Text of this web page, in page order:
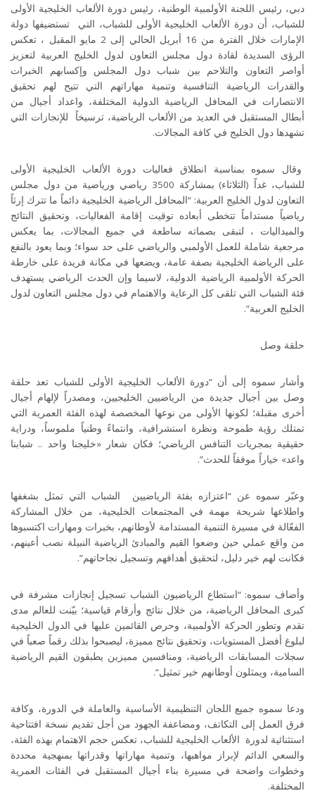
دبي، رئيس اللجنة الأولمبية الوطنية، رئيس دورة الألعاب الخليجية الأولى
للشباب، أن دورة الألعاب الخليجية الأولى للشباب، التي تستضيفها دولة
الإمارات خلال الفترة من 16 أبريل الحالي إلى 2 مايو المقبل ، تعكس
الرؤى السديدة لقادة دول مجلس التعاون لدول الخليج العربية لتعزيز
أواصر التعاون والتلاحم بين شباب دول المجلس وإكسابهم الخبرات
والقدرات الرياضية التنافسية وتنمية مهاراتهم التي تتيح لهم تحقيق
الانتصارات في المحافل الرياضية الدولية المختلفة، واعداد أجيال من
أبطال المستقبل في العديد من الألعاب الرياضية، ترسيخاً للإنجازات التي
تشهدها دول الخليج في كافة المجالات.
وقال سموه بمناسبة انطلاق فعاليات دورة الألعاب الخليجية الأولى
للشباب، غداً (الثلاثاء) بمشاركة 3500 رياضي ورياضية من دول مجلس
التعاون لدول الخليج العربية: “المحافل الرياضية الخليجية دائماً ما تترك إرثاً
رياضياً مستداماً تتخطى أبعاده توقيت إقامة الفعاليات، وتحقيق النتائج
والميداليات ، لتبقى بصماته ساطعة في جميع المجالات، بما يعكس
مرجعية شاملة للعمل الأولمبي والرياضي على حد سواء؛ وبما يعود بالنفع
على الرياضة الخليجية بصفة عامة، ويضعها في مكانة فريدة على خارطة
الحركة الأولمبية الرياضية الدولية، لاسيما وإن الحدث الرياضي يستهدف
فئة الشباب التي تلقى كل الرعاية والاهتمام في دول مجلس التعاون لدول
الخليج العربية”.
حلقة وصل
وأشار سموه إلى أن “دورة الألعاب الخليجية الأولى للشباب تعد حلقة
وصل بين أجيال جديدة من الرياضيين الخليجيين، ومصدراً لإلهام أجيال
أخرى مقبلة؛ لكونها الأولى من نوعها المخصصة لهذه الفئة العمرية التي
تمتلك رؤية طموحة ونظرة استشرافية، وانتماءً وطنياً ملموساً، ودراية
حقيقية بمجريات التنافس الرياضي؛ فكان شعار «خليجنا واحد .. شبابنا
واعد» خياراً موفقاً للحدث”.
وعبّر سموه عن “اعتزازه بفئة الرياضيين الشباب التي تمثل بشغفها
واطلاعها شريحة مهمة في المجتمعات الخليجية، من خلال المشاركة
الفعّالة في مسيرة التنمية المستدامة لأوطانهم، بخبرات ومهارات اكتسبوها
من واقع عملي حين وضعوا القيم والمبادئ الرياضية النبيلة نصب أعينهم،
فكانت لهم خير دليل، لتحقيق أهدافهم وتسجيل نجاحاتهم.”
وأضاف سموه: “استطاع الرياضيون الشباب تسجيل إنجازات مشرفة في
كبرى المحافل الرياضية، من خلال نتائج وأرقام قياسية؛ بيّنت للعالم مدى
تقدم وتطور الحركة الأولمبية، وحرص القائمين عليها في الدول الخليجية
لبلوغ أفضل المستويات، وتحقيق نتائج مميزة، ليصبحوا بذلك رقماً صعباً في
سجلات المسابقات الرياضية، ومنافسين مميزين يطبقون القيم الرياضية
السامية، ويمثلون أوطانهم خير تمثيل“
.
ودعا سموه جميع اللجان التنظيمية الأساسية والعاملة في الدورة، وكافة
فرق العمل إلى التكاتف، ومضاعفة الجهود من أجل تقديم نسخة افتتاحية
استثنائية لدورة الألعاب الخليجية للشباب، تعكس حجم الاهتمام بهذه الفئة،
والسعي الدائم لإبراز مواهبها، وتنمية مهاراتها وقدراتها بمنهجية محددة
وخطوات واضحة في مسيرة بناء أجيال المستقبل في الفئات العمرية
المختلفة.